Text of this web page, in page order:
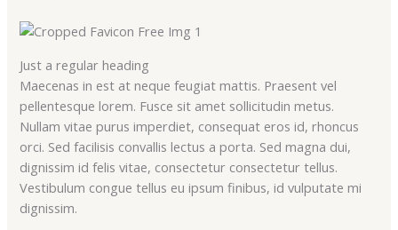
Just a regular heading
Maecenas in est at neque feugiat mattis. Praesent vel
pellentesque lorem. Fusce sit amet sollicitudin metus.
Nullam vitae purus imperdiet, consequat eros id, rhoncus
orci. Sed facilisis convallis lectus a porta. Sed magna dui,
dignissim id felis vitae, consectetur consectetur tellus.
Vestibulum congue tellus eu ipsum finibus, id vulputate mi
dignissim.